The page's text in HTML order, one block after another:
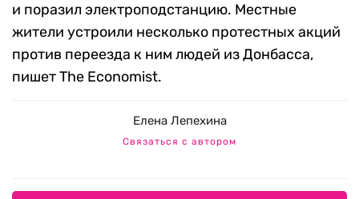
и поразил электроподстанцию. Местные
жители устроили несколько протестных акций
против переезда к ним людей из Донбасса,
пишет The Economist.
Елена Лепехина
Связаться с автором